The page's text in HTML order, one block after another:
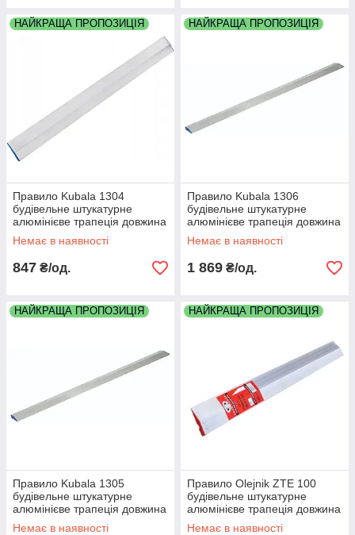
НАЙКРАЩА ПРОПОЗИЦІЯ
Правило Kubala 1304
будівельне штукатурне
алюмінієве трапеція довжина
1000мм 1 метр
Немає в наявності
847 ₴/од.
НАЙКРАЩА ПРОПОЗИЦІЯ
Правило Kubala 1306
будівельне штукатурне
алюмінієве трапеція довжина
2000мм 2 метра
Немає в наявності
1 869 ₴/од.
НАЙКРАЩА ПРОПОЗИЦІЯ
Правило Kubala 1305
будівельне штукатурне
алюмінієве трапеція довжина
2500мм 2.5 метра
Немає в наявності
НАЙКРАЩА ПРОПОЗИЦІЯ
Правило Olejnik ZTE 100
будівельне штукатурне
алюмінієве трапеція довжина
1000мм 1 метр
Немає в наявності